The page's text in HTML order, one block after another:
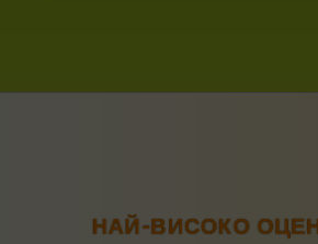
НАЙ-ВИСОКО